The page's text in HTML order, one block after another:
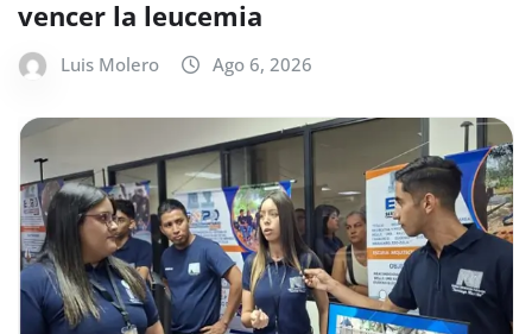
vencer la leucemia
Luis Molero Ago 6, 2026